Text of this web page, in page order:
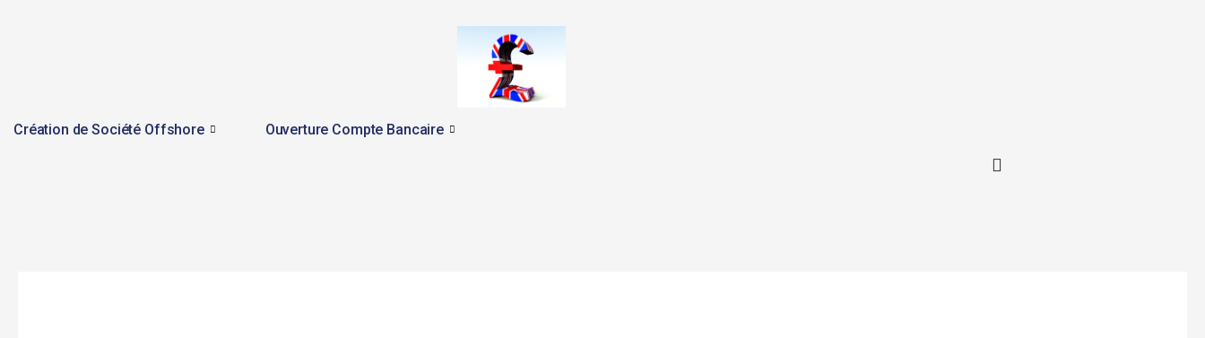
Création de Société Offshore Ouverture Compte Bancaire